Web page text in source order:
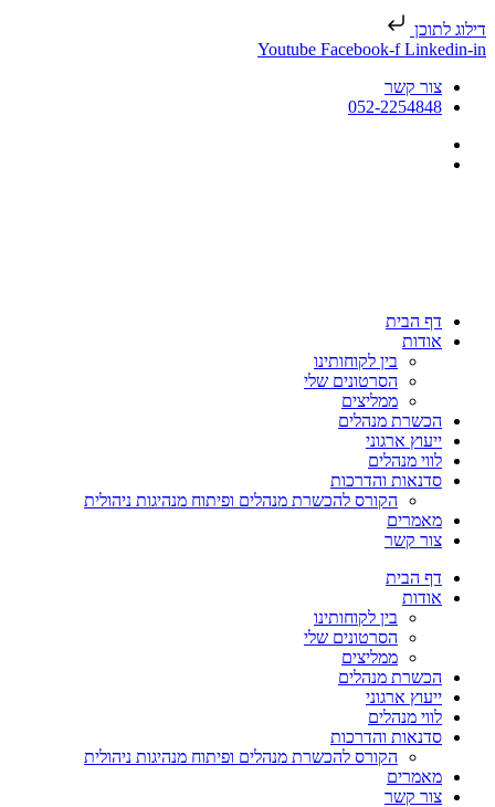
דילוג לתוכן
Youtube Facebook-f Linkedin-in
צור קשר
052-2254848
דף הבית
אודות
בין לקוחותינו
הסרטונים שלי
ממליצים
הכשרת מנהלים
ייעוץ ארגוני
לווי מנהלים
סדנאות והדרכות
הקורס להכשרת מנהלים ופיתוח מנהיגות ניהולית
מאמרים
צור קשר
דף הבית
אודות
בין לקוחותינו
הסרטונים שלי
ממליצים
הכשרת מנהלים
ייעוץ ארגוני
לווי מנהלים
סדנאות והדרכות
הקורס להכשרת מנהלים ופיתוח מנהיגות ניהולית
מאמרים
צור קשר